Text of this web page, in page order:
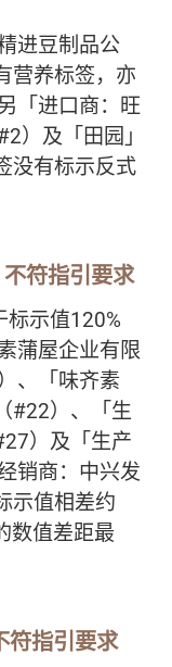
进豆制品公
营养标签，亦
「进口商：旺
）及「田园」
没有标示反式
符指引要求
示值120%
蒲屋企业有限
、「味齐素
#22）、「生
）及「生产
销商：中兴发
示值相差约
数值差距最
符指引要求